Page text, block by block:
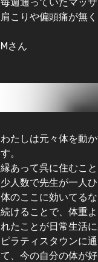
肩こりや偏頭痛が無
Mさん
わたしは元々体を動
す。
縁あって呉に住むこ
少人数で先生が一人
体のここに効いてる
続けることで、体重
れたことが日常生活
ピラティスタウンに
て、今の自分の体が